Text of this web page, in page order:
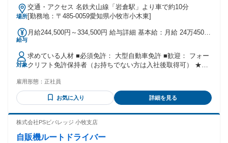
場所
交通・アクセス 名鉄犬山線「岩倉駅」より車で約10分
[勤務地：〒485-0059愛知県小牧市小木東]
給与
月給244,500円～334,500円 給与詳細 基本給：月給 24万4500
で支払われる通勤・皆勤・家族手当金額：なし 全員に一律で
支払われるその他手当金額：なし ※経験等考慮して決定 ■昇
給年1回(毎年4月に固定給の見直しを行っております) ■賞与年
2回 ■奨励手当（57,000円～90,000円※経験・習熟度による）
対象
求めている人材 ■必須免許： 大型自動車免許 ■歓迎： フォー
クリフト免許保持者（お持ちでない方は入社後取得可） ★未
歓迎！ ー 【こんな方歓迎！】 ・平ボディ車（平車）の経験
がある方 精密機械をシート掛けや固縛でしっかり固定する技
術をお持ちの方は、即戦力として優遇します。 ・機械輸送や
識を大切にできる方を求めています。 ・フォークリフト・玉
つ資格をお持ちの方は大歓迎です。（入社後の取得も可能で
雇用形態： 正社員
お気に入り 詳細を見る
株式会社PSビバレッジ 小牧支店
自販機ルートドライバー